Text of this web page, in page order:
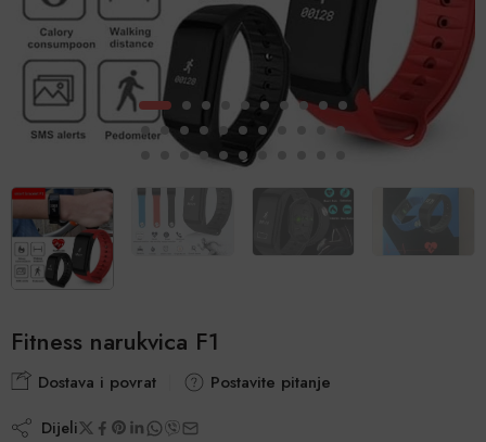
Fitness narukvica F1
Dostava i povrat Postavite pitanje
Dijeli